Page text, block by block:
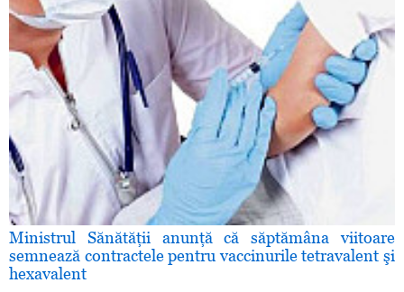
Ministrul Sănătăţii anunţă că săptămâna viitoare
semnează contractele pentru vaccinurile tetravalent şi
hexavalent